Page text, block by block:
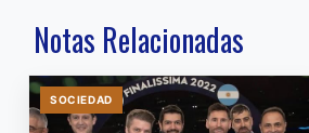
Notas Relacionadas
SOCIEDAD